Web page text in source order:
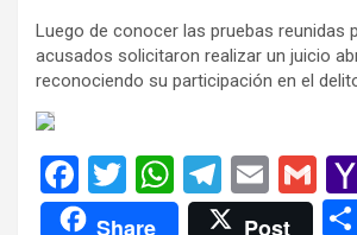
Luego de conocer las pruebas reunidas
acusados solicitaron realizar un juicio
reconociendo su participación en el
F
a
T
wi
W
h
T
el
E
m
G
m
Share Post